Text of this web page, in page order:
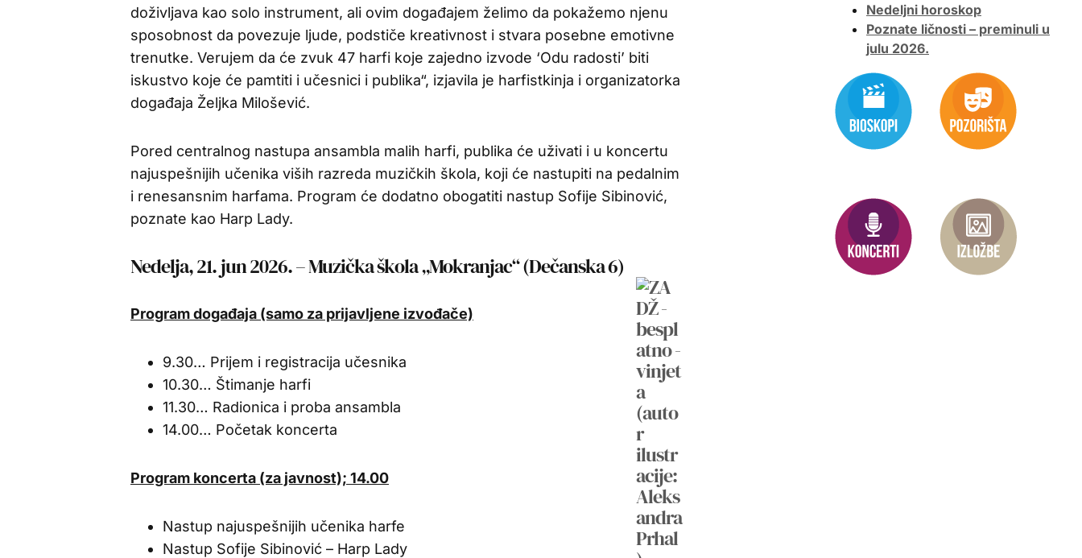
doživljava kao solo instrument, ali ovim događajem želimo da pokažemo njenu
sposobnost da povezuje ljude, podstiče kreativnost i stvara posebne emotivne
trenutke. Verujem da će zvuk 47 harfi koje zajedno izvode ‘Odu radosti’ biti
iskustvo koje će pamtiti i učesnici i publika“, izjavila je harfistkinja i organizatorka
događaja Željka Milošević.
Pored centralnog nastupa ansambla malih harfi, publika će uživati i u koncertu
najuspešnijih učenika viših razreda muzičkih škola, koji će nastupiti na pedalnim
i renesansnim harfama. Program će dodatno obogatiti nastup Sofije Sibinović,
poznate kao Harp Lady.
Nedelja, 21. jun 2026. – Muzička škola „Mokranjac“ (Dečanska 6)
Program događaja (samo za prijavljene izvođače)
9.30… Prijem i registracija učesnika
10.30… Štimanje harfi
11.30… Radionica i proba ansambla
14.00… Početak koncerta
Program koncerta (za javnost); 14.00
Nastup najuspešnijih učenika harfe
Nastup Sofije Sibinović – Harp Lady
Nedeljni horoskop
Poznate ličnosti – preminuli u
julu 2026.